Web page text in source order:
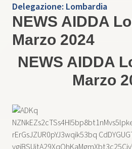
Delegazione: Lombardia
NEWS AIDDA
Marzo 2024
NEWS AIDDA
Marzo